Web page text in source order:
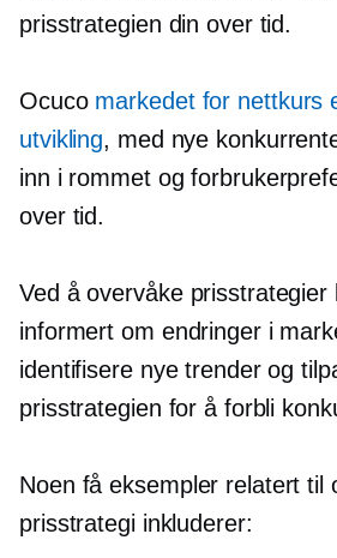
prisstrategien din over tid.
Ocuco markedet for nettkurs
utvikling, med nye
inn i rommet og
over tid.
Ved å overvåke prisstrategier
informert om endringer i
identifisere nye trender og
prisstrategien for å forbli
Noen få eksempler relatert til
prisstrategi inkluderer: